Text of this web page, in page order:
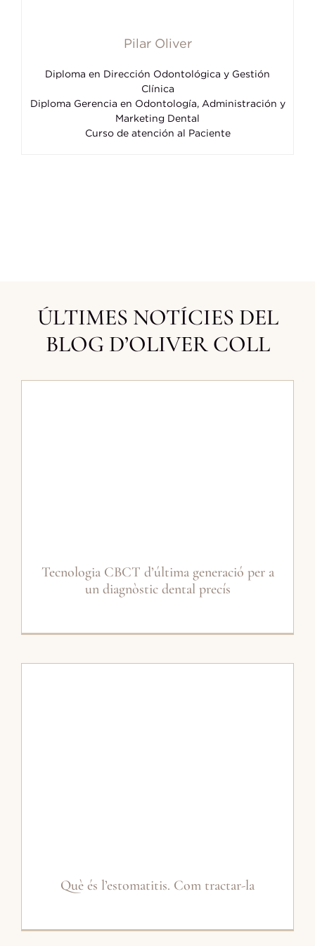
Pilar Oliver
Diploma en Dirección Odontológica y Gestión
Clínica
Diploma Gerencia en Odontología, Administración y
Marketing Dental
Curso de atención al Paciente
ÚLTIMES NOTÍCIES DEL
BLOG D’OLIVER COLL
Tecnologia CBCT d’última generació per a
un diagnòstic dental precís
Què és l’estomatitis. Com tractar-la